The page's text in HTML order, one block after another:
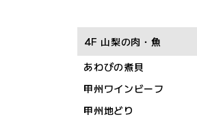
4F 山梨の肉・魚
あわびの煮貝
甲州ワインビーフ
甲州地どり